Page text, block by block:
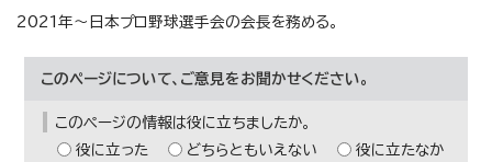
2021年～日本プロ野球選手会の会長を務める。
このページについて、ご意見をお聞かせください。
このページの情報は役に立ちましたか。
役に立った
どちらともいえない
役に立たなか